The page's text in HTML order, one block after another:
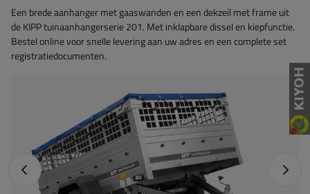
Een brede aanhanger met gaaswanden en een dekzeil met frame uit
de KIPP tuinaanhangerserie 201. Met inklapbare dissel en kiepfunctie.
Bestel online voor snelle levering aan uw adres en een complete set
registratiedocumenten.
Vorige foto